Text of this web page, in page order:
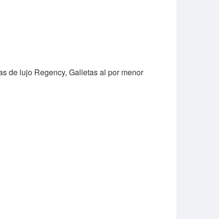
de lujo Regency, Galletas al por menor